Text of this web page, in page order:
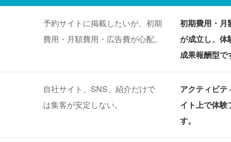
予約サイトに掲載したいが、初期
費用・月額費用・広告費が心配。
初期費用・月
が成立し、体
成果報酬型で
自社サイト、SNS、紹介だけで
は集客が安定しない。
アクティビテ
イト上で体験
す。